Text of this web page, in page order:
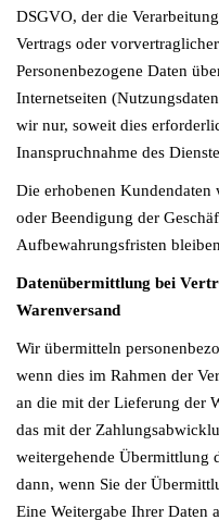
DSGVO, der die
Vertrags oder
Personenbezogene Daten
Internetseiten
wir nur, soweit dies
Inanspruchnahme des
Die erhobenen Kundendaten
oder Beendigung der
Aufbewahrungsfristen
Datenübermittlung bei
Warenversand
Wir übermitteln
wenn dies im Rahmen der
an die mit der Lieferung der
das mit der
weitergehende Übermittlung
dann, wenn Sie der
Eine Weitergabe Ihrer Daten